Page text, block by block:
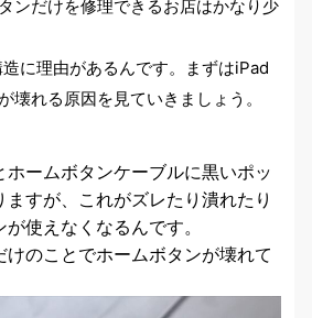
ンだけを修理できるお店はかなり少
に理由があるんです。まずはiPad
壊れる原因を見ていきましょう。
ームボタンケーブルに黒いポッ
すが、これがズレたり潰れたり
使えなくなるんです。
けのことでホームボタンが壊れて